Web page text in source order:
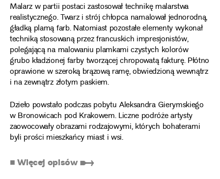
Malarz w partii postaci zastosował technikę malarstwa
realistycznego. Twarz i strój chłopca namalował jednorodną,
gładką plamą farb. Natomiast pozostałe elementy wykonał
techniką stosowaną przez francuskich impresjonistów,
polegającą na malowaniu plamkami czystych kolorów
grubo kładzionej farby tworzącej chropowatą fakturę. Płótno
oprawione w szeroką brązową ramę, obwiedzioną wewnątrz
i na zewnątrz złotym paskiem.
Dzieło powstało podczas pobytu Aleksandra Gierymskiego
w Bronowicach pod Krakowem. Liczne podróże artysty
zaowocowały obrazami rodzajowymi, których bohaterami
byli prości mieszkańcy miast i wsi.
■ Więcej opisów ➸